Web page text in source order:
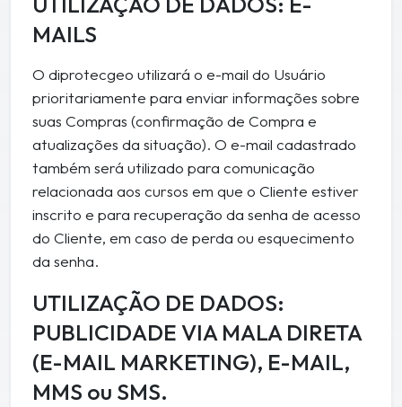
MAILS
O diprotecgeo utilizará o e-mail do Usuário
prioritariamente para enviar informações sobre
suas Compras (confirmação de Compra e
atualizações da situação). O e-mail cadastrado
também será utilizado para comunicação
relacionada aos cursos em que o Cliente estiver
inscrito e para recuperação da senha de acesso
do Cliente, em caso de perda ou esquecimento
da senha.
UTILIZAÇÃO DE DADOS:
PUBLICIDADE VIA MALA DIRETA
(E-MAIL MARKETING), E-MAIL,
MMS ou SMS.